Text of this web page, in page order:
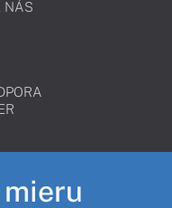
NÁS
mieru